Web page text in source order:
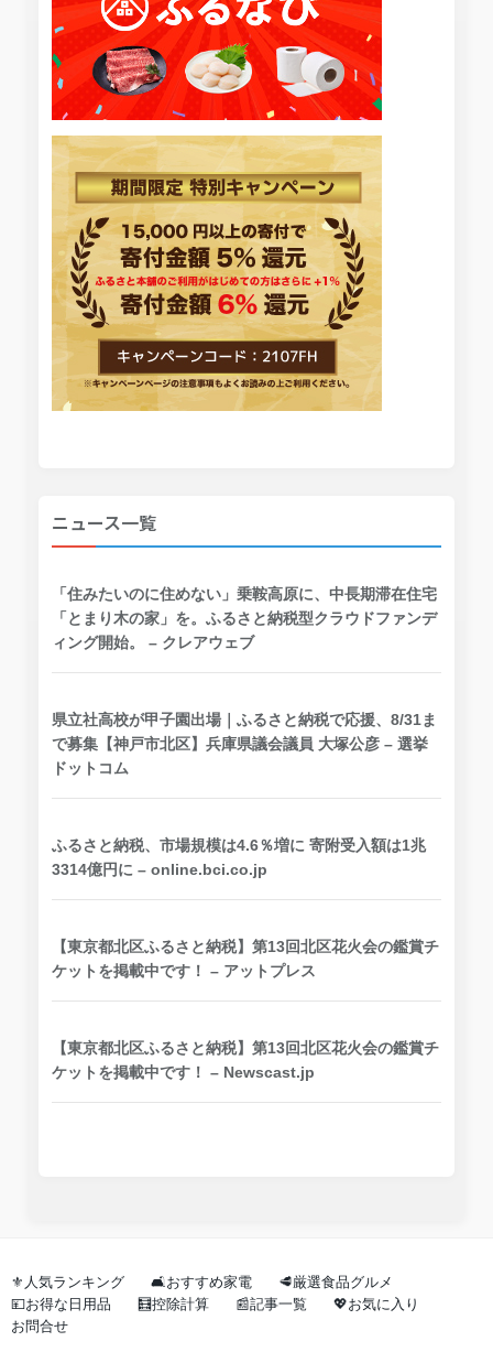
ニュース一覧
「住みたいのに住めない」乗鞍高原に、中長期滞在住宅
「とまり木の家」を。ふるさと納税型クラウドファンデ
ィング開始。 – クレアウェブ
県立社高校が甲子園出場｜ふるさと納税で応援、8/31ま
で募集【神戸市北区】兵庫県議会議員 大塚公彦 – 選挙
ドットコム
ふるさと納税、市場規模は4.6％増に 寄附受入額は1兆
3314億円に – online.bci.co.jp
【東京都北区ふるさと納税】第13回北区花火会の鑑賞チ
ケットを掲載中です！ – アットプレス
【東京都北区ふるさと納税】第13回北区花火会の鑑賞チ
ケットを掲載中です！ – Newscast.jp
⚜️人気ランキング 🛋️おすすめ家電
🥩厳選食品グルメ
💴お得な日用品
🧮控除計算 📰記事一覧
💖お気に入り
お問合せ